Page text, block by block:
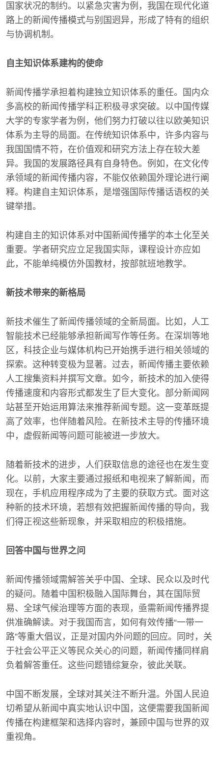
国家状况的制约。以紧急灾害为例，我国在现代化道
路上的新闻传播模式与别国迥异，形成了特有的组织
与协调机制。
自主知识体系建构的使命
新闻传播学承担着构建独立知识体系的重任。国内众
多高校的新闻传播学科正积极寻求突破。以中国传媒
大学的专家学者为例，他们努力打破以往以欧美知识
体系为主导的局面。在传统知识体系中，许多内容与
我国国情不符，在价值观和研究方法上存在较大差
异。我国的发展路径具有自身特色。例如，在文化传
承领域的新闻传播内容，不能仅依赖国外理论进行阐
释。构建自主知识体系，是增强国际传播话语权的关
键举措。
构建自主的知识体系对中国新闻传播学的本土化至关
重要。学者研究应立足我国实际，课程设计亦应如
此，不能单纯模仿外国教材，按部就班地教学。
新技术带来的新格局
新技术催生了新闻传播领域的全新局面。比如，人工
智能技术已经能够承担新闻写作等任务。在深圳等地
区，科技企业与媒体机构已开始携手进行相关领域的
探索。这种转变极为显著。过去，新闻传播主要依赖
人工搜集资料并撰写文章。如今，新技术的加入使得
传播速度和内容形式都发生了巨大变化。部分新闻网
站甚至开始运用算法来推荐新闻专题。这一变革既提
高了效率，也伴随着风险。在新技术主导的传播环境
中，虚假新闻等问题可能被进一步放大。
随着新技术的进步，人们获取信息的途径也在发生变
化。以前，大家主要通过报纸和电视来了解新闻，而
现在，手机应用程序成为了主要的获取方式。面对这
种新的技术环境，若想有效把握新闻传播的导向，我
们得正视这些新现象，并采取相应的积极措施。
回答中国与世界之问
新闻传播领域需解答关乎中国、全球、民众以及时代
的疑问。随着中国积极融入国际舞台，其在国际贸
易、全球气候治理等方面的表现，亟需新闻传播界提
供准确解读。对于我国而言，如何有效传播“一带一
路”等重大倡议，正是对国内外问题的回应。同时，关
于社会公平正义等民众关心的问题，新闻传播同样肩
负着解答重任。这些问题错综复杂，彼此关联。
中国不断发展，全球对其关注不断升温。外国人民迫
切希望从新闻中真实地认识中国，这便需要我国新闻
传播在构建框架和选择内容时，兼顾中国与世界的双
重视角。